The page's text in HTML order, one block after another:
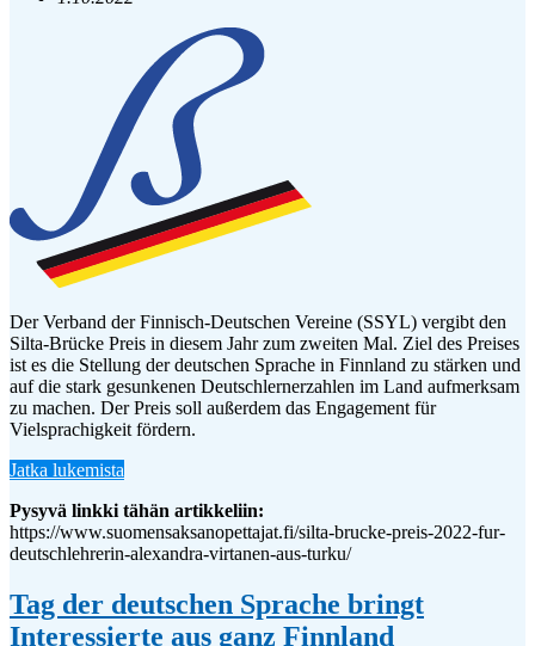
Der Verband der Finnisch-Deutschen Vereine (SSYL) vergibt den
Silta-Brücke Preis in diesem Jahr zum zweiten Mal. Ziel des Preises
ist es die Stellung der deutschen Sprache in Finnland zu stärken und
auf die stark gesunkenen Deutschlernerzahlen im Land aufmerksam
zu machen. Der Preis soll außerdem das Engagement für
Vielsprachigkeit fördern.
Jatka lukemista
Pysyvä linkki tähän artikkeliin:
https://www.suomensaksanopettajat.fi/silta-brucke-preis-2022-fur-
deutschlehrerin-alexandra-virtanen-aus-turku/
Tag der deutschen Sprache bringt
Interessierte aus ganz Finnland